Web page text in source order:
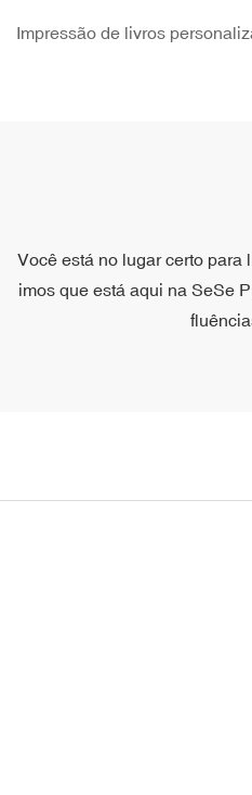
Impressão de livros
Você está no lugar certo para
imos que está aqui na SeSe